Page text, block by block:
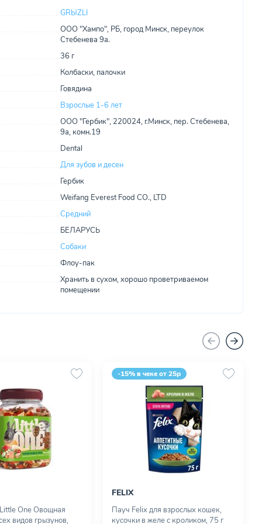
GRЫZLI
ООО "Хампо", РБ, город Минск, переулок
Стебенева 9а.
36 г
Колбаски, палочки
Говядина
Взрослые 1-6 лет
ООО "Гербик", 220024, г.Минск, пер. Стебенева,
9а, комн.19
Dental
Для зубов и десен
Гербик
Weifang Everest Food CO., LTD
Средний
БЕЛАРУСЬ
Собаки
Флоу-пак
Хранить в сухом, хорошо проветриваемом
помещении
One Овощная
видов грызунов,
-15% в чеке от 25р
FELIX
Пауч Felix для взрослых кошек,
кусочки в желе с кроликом, 75 г